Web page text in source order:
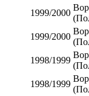
1999/2000
1999/2000
1998/1999
1998/1999